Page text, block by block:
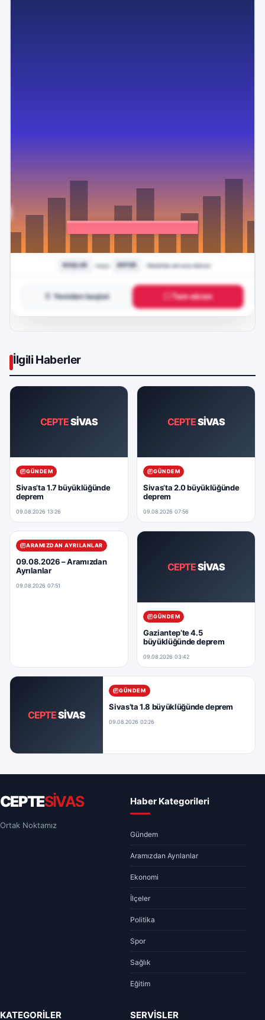
↻ Yeniden başlat ⛶ Tam ekran
İlgili Haberler
CEPTESİVAS
GÜNDEM
Sivas’ta 1.7 büyüklüğünde
deprem
09.08.2026 13:26
CEPTESİVAS
GÜNDEM
Sivas’ta 2.0 büyüklüğünde
deprem
09.08.2026 07:56
ARAMIZDAN AYRILANLAR
09.08.2026 – Aramızdan
Ayrılanlar
09.08.2026 07:51
CEPTESİVAS
GÜNDEM
Gaziantep’te 4.5
büyüklüğünde deprem
09.08.2026 03:42
CEPTESİVAS
GÜNDEM
Sivas’ta 1.8 büyüklüğünde deprem
09.08.2026 02:26
CEPTESİVAS
Ortak Noktamız
Haber Kategorileri
Gündem
Aramızdan Ayrılanlar
Ekonomi
İlçeler
Politika
Spor
Sağlık
Eğitim
KATEGORİLER SERVİSLER